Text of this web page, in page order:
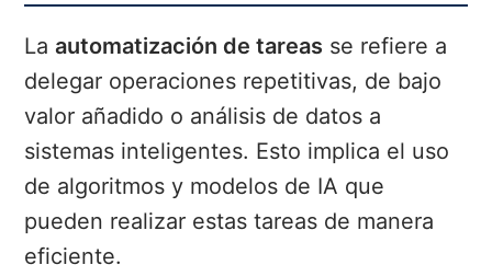
La automatización de tareas se refiere a
delegar operaciones repetitivas, de bajo
valor añadido o análisis de datos a
sistemas inteligentes. Esto implica el uso
de algoritmos y modelos de IA que
pueden realizar estas tareas de manera
eficiente.